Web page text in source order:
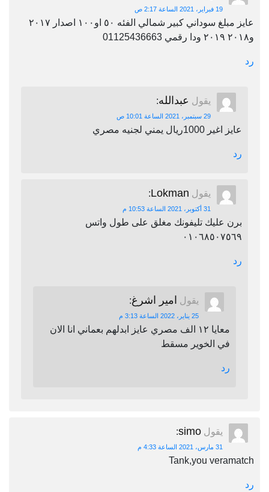
19 فبراير، 2021 الساعة 2:17 ص
عايز مبلغ سوداني كبير شمالي الفئه ٥٠ او١٠٠ اصدار ٢٠١٧
و٢٠١٨ ٢٠١٩ ودا رقمي 01125436663
رد
يقول عبدالله:
29 سبتمبر، 2021 الساعة 10:01 ص
عايز اغير 1000ريال يمني لجنيه مصري
رد
يقول Lokman
:
31 أكتوبر، 2021 الساعة 10:53 م
برن عليك تليفونك مغلق على طول واتس
٠١٠٦٨٥٠٧٥٦٩
رد
يقول امير اشرغ:
25 يناير، 2022 الساعة 3:13 م
معايا ١٢ الف مصري عايز ابدلهم بعماني انا الان
في الخوير مسقط
رد
يقول simo
:
31 مارس، 2021 الساعة 4:33 م
Tank,you veramatch
رد